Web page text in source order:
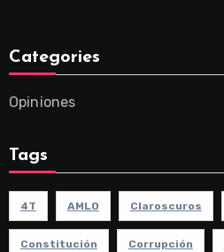
Categories
Opiniones
Tags
4T AMLO Claroscuros
Constitución Corrupción